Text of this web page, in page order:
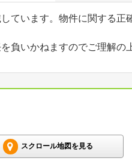
しています。物件に関する
負いかねますのでご理解の
スクロール地図を見る